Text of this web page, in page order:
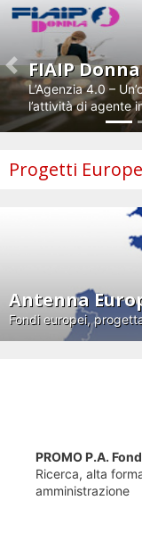
FIAIP Donna
L’Agenzia 4.0 –
l’attività di agente
Previous
Progetti
Antenna
Fondi europei,
PROMO P.A.
Ricerca, alta
amministrazione